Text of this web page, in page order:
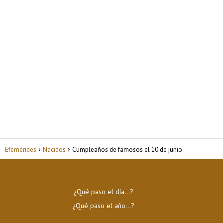
Efemérides Nacidos Cumpleaños de famosos el 10 de junio
¿Qué paso el día…?
¿Qué paso el año…?